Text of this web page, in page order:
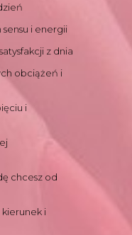
i energii
z dnia
obciążeń i
i
chcesz od
i